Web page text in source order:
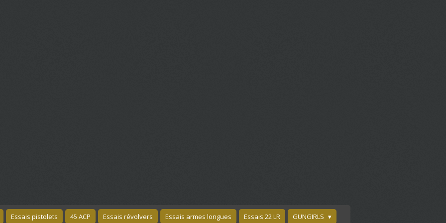
Essais pistolets 45 ACP Essais révolvers Essais armes longues Essais 22 LR
GUNGIRLS